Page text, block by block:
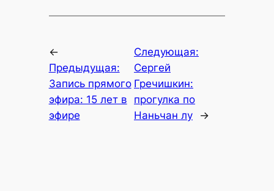
←
Предыдущая:
Запись прямого
эфира: 15 лет в
эфире
Следующая:
Сергей
Гречишкин:
прогулка по
Наньчан лу
→